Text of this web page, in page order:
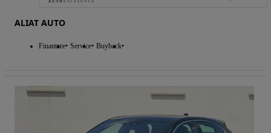
ALIAT AUTO
Finantare Service Buyback